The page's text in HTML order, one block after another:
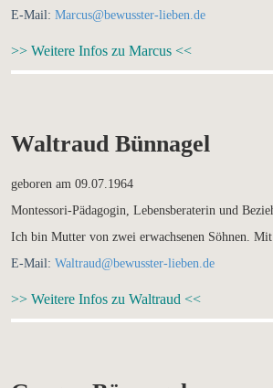
E-Mail: Marcus@bewusster-lieben.de
>> Weitere Infos zu Marcus <<
Waltraud Bünnagel
geboren am 09.07.1964
Montessori-Pädagogin, Lebensberaterin und
Ich bin Mutter von zwei erwachsenen Söhnen.
E-Mail: Waltraud@bewusster-lieben.de
>> Weitere Infos zu Waltraud <<